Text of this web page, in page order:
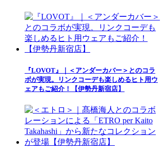
『LOVOT』｜＜アンダーカバー＞とのコラ
ボが実現。リンクコーデも楽しめるヒト用ウ
ェアもご紹介！【伊勢丹新宿店】